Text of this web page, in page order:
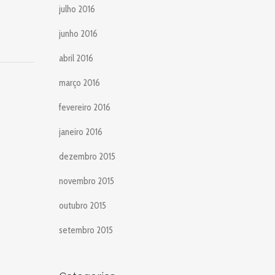
julho 2016
junho 2016
abril 2016
março 2016
fevereiro 2016
janeiro 2016
dezembro 2015
novembro 2015
outubro 2015
setembro 2015